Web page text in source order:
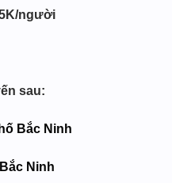
người
sau:
Bắc Ninh
Ninh